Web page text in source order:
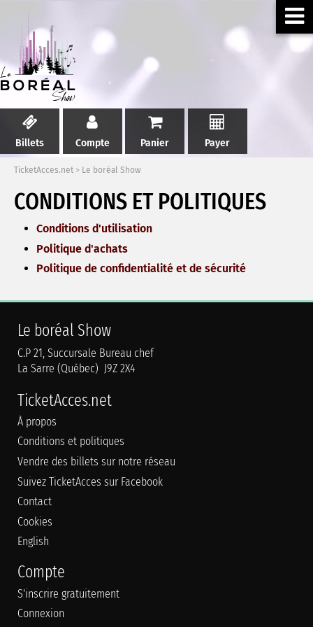
Billets Compte Panier Payer
TicketAcces.net > Le boréal Show
CONDITIONS ET POLITIQUES
Conditions d'utilisation
Politique d'achats
Politique de confidentialité et de sécurité
Le boréal Show
C.P 21, Succursale Bureau chef
La Sarre (Québec) J9Z 2X4
TicketAcces.net
À propos
Conditions et politiques
Vendre des billets sur notre réseau
Suivez TicketAcces sur Facebook
Contact
Cookies
English
Compte
S'inscrire gratuitement
Connexion